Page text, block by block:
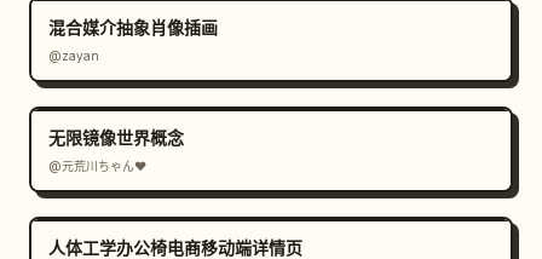
混合媒介抽象肖像插画
@zayan
无限镜像世界概念
@元荒川ちゃん❤
人体工学办公椅电商移动端详情页